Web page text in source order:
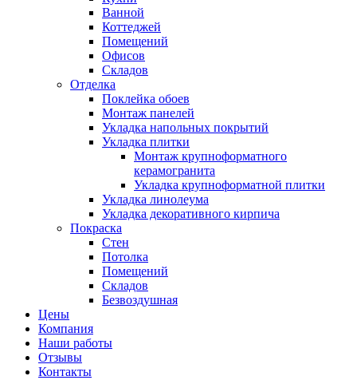
Ванной
Коттеджей
Помещений
Офисов
Складов
Отделка
Поклейка обоев
Монтаж панелей
Укладка напольных покрытий
Укладка плитки
Монтаж крупноформатного
керамогранита
Укладка крупноформатной плитки
Укладка линолеума
Укладка декоративного кирпича
Покраска
Стен
Потолка
Помещений
Складов
Безвоздушная
Цены
Компания
Наши работы
Отзывы
Контакты